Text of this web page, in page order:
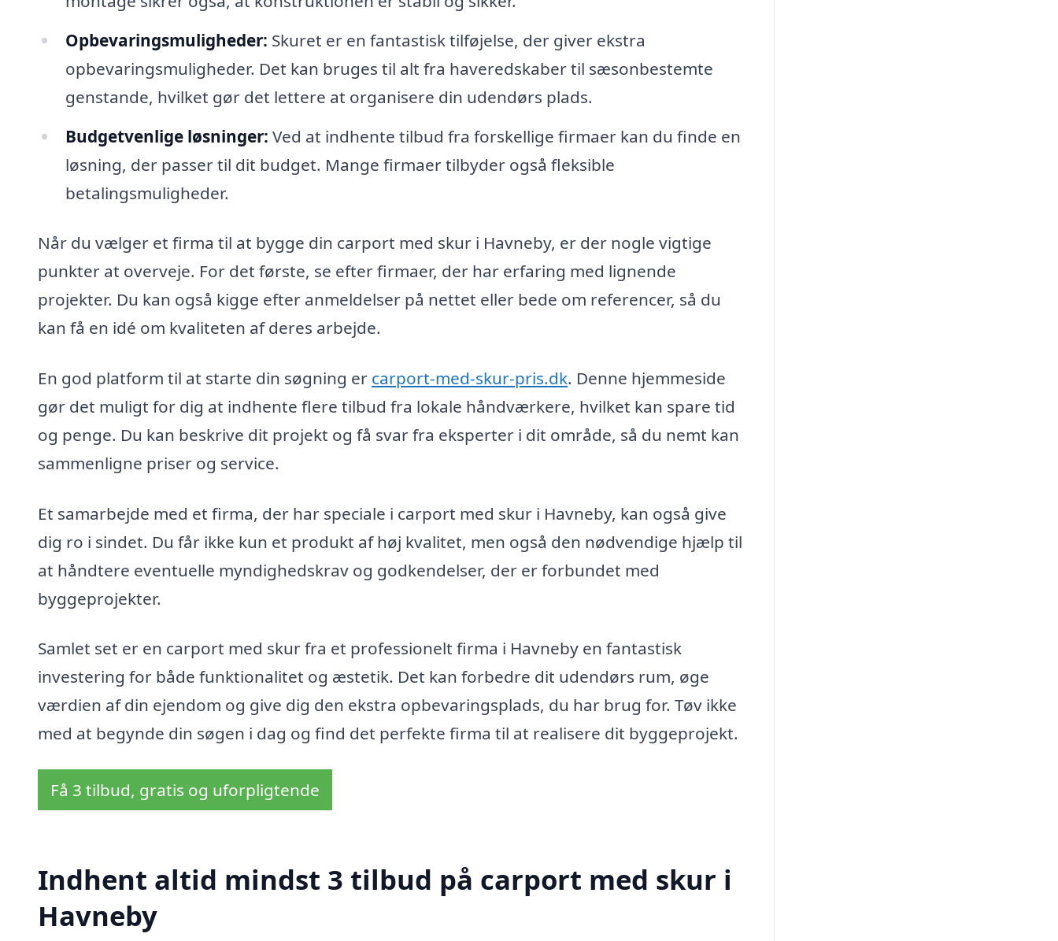
Opbevaringsmuligheder: Skuret er en fantastisk tilføjelse, der giver ekstra
opbevaringsmuligheder. Det kan bruges til alt fra haveredskaber til sæsonbestemte
genstande, hvilket gør det lettere at organisere din udendørs plads.
Budgetvenlige løsninger: Ved at indhente tilbud fra forskellige firmaer kan du finde en
løsning, der passer til dit budget. Mange firmaer tilbyder også fleksible
betalingsmuligheder.
Når du vælger et firma til at bygge din carport med skur i Havneby, er der nogle vigtige
punkter at overveje. For det første, se efter firmaer, der har erfaring med lignende
projekter. Du kan også kigge efter anmeldelser på nettet eller bede om referencer, så du
kan få en idé om kvaliteten af deres arbejde.
En god platform til at starte din søgning er carport-med-skur-pris.dk. Denne hjemmeside
gør det muligt for dig at indhente flere tilbud fra lokale håndværkere, hvilket kan spare tid
og penge. Du kan beskrive dit projekt og få svar fra eksperter i dit område, så du nemt kan
sammenligne priser og service.
Et samarbejde med et firma, der har speciale i carport med skur i Havneby, kan også give
dig ro i sindet. Du får ikke kun et produkt af høj kvalitet, men også den nødvendige hjælp til
at håndtere eventuelle myndighedskrav og godkendelser, der er forbundet med
byggeprojekter.
Samlet set er en carport med skur fra et professionelt firma i Havneby en fantastisk
investering for både funktionalitet og æstetik. Det kan forbedre dit udendørs rum, øge
værdien af din ejendom og give dig den ekstra opbevaringsplads, du har brug for. Tøv ikke
med at begynde din søgen i dag og find det perfekte firma til at realisere dit byggeprojekt.
Få 3 tilbud, gratis og uforpligtende
Indhent altid mindst 3 tilbud på carport med skur i
Havneby